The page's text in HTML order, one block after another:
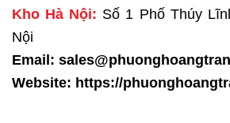
Kho Hà Nội: Số 1 Phố Thúy
Nội
Email:
Website: https://